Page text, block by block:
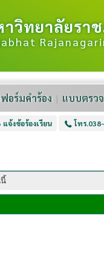
วิทยาลัยรา
อร์มคำร้อง แบบตรว
แจ้งข้อร้องเรียน โทร